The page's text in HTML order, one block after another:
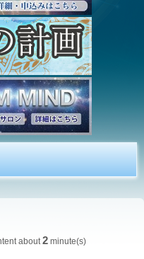
about2 minute(s)